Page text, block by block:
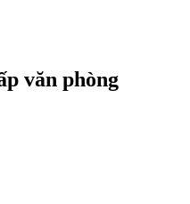
văn phòng